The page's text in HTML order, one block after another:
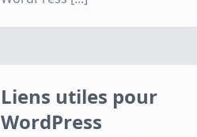
Liens utiles pour
WordPress